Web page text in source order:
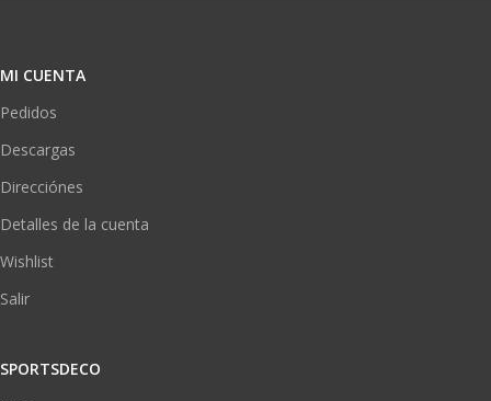
MI CUENTA
Pedidos
Descargas
Direcciónes
Detalles de la cuenta
Wishlist
Salir
SPORTSDECO